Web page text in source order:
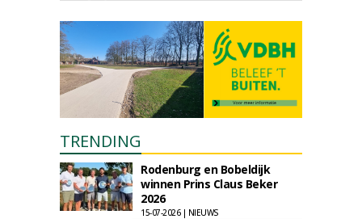
TRENDING
Rodenburg en Bobeldijk
winnen Prins Claus Beker
2026
15-07-2026 | NIEUWS